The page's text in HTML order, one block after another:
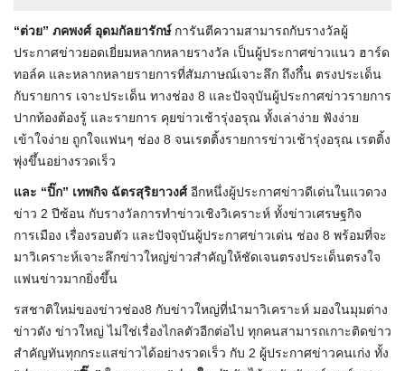
“ต่วย” ภคพงศ์ อุดมกัลยารักษ์ การันตีความสามารถกับรางวัลผู้
ประกาศข่าวยอดเยี่ยมหลากหลายรางวัล เป็นผู้ประกาศข่าวแนว ฮาร์ด
ทอล์ค และหลากหลายรายการที่สัมภาษณ์เจาะลึก ถึงกึ๋น ตรงประเด็น
กับรายการ เจาะประเด็น ทางช่อง 8 และปัจจุบันผู้ประกาศข่าวรายการ
ปากท้องต้องรู้ และรายการ คุยข่าวเช้ารุ่งอรุณ ทั้งเล่าง่าย ฟังง่าย
เข้าใจง่าย ถูกใจแฟนๆ ช่อง 8 จนเรตติ้งรายการข่าวเช้ารุ่งอรุณ เรตติ้ง
พุ่งขึ้นอย่างรวดเร็ว
และ “ปิ๊ก” เทพกิจ ฉัตรสุริยาวงศ์อีกหนึ่งผู้ประกาศข่าวดีเด่นในแวดวง
ข่าว 2 ปีซ้อน กับรางวัลการทำข่าวเชิงวิเคราะห์ ทั้งข่าวเศรษฐกิจ
การเมือง เรื่องรอบตัว และปัจจุบันผู้ประกาศข่าวเด่น ช่อง 8 พร้อมที่จะ
มาวิเคราะห์เจาะลึกข่าวใหญ่ข่าวสำคัญให้ชัดเจนตรงประเด็นตรงใจ
แฟนข่าวมากยิ่งขึ้น
รสชาติใหม่ของข่าวช่อง8 กับข่าวใหญ่ที่นำมาวิเคราะห์ มองในมุมต่าง
ข่าวดัง ข่าวใหญ่ ไม่ใช่เรื่องไกลตัวอีกต่อไป ทุกคนสามารถเกาะติดข่าว
สำคัญทันทุกกระแสข่าวได้อย่างรวดเร็ว กับ 2 ผู้ประกาศข่าวคนเก่ง ทั้ง